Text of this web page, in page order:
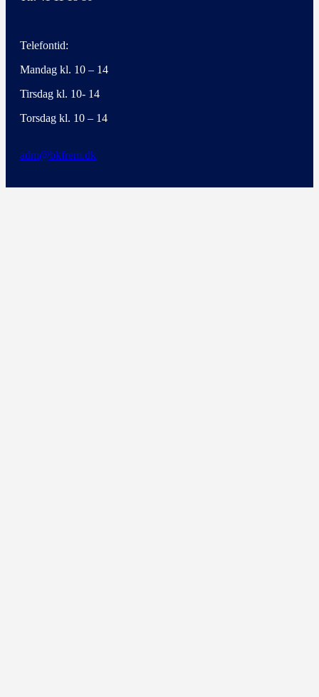
Telefontid:
Mandag kl. 10 – 14
Tirsdag kl. 10- 14
Torsdag kl. 10 – 14
adm@bkfrem.dk